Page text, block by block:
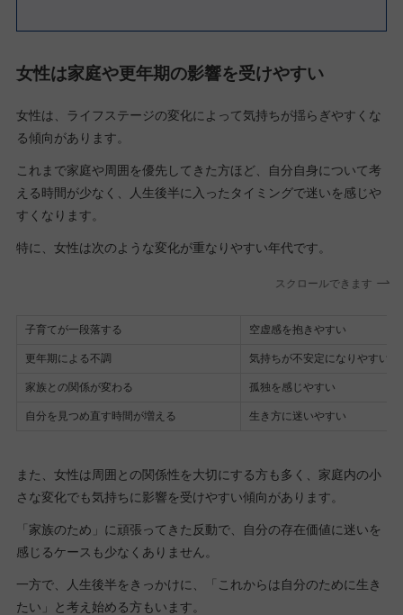
女性は家庭や更年期の影響を受けやすい
女性は、ライフステージの変化によって気持ちが揺らぎやすくな
る傾向があります。
これまで家庭や周囲を優先してきた方ほど、自分自身について考
える時間が少なく、人生後半に入ったタイミングで迷いを感じや
すくなります。
特に、女性は次のような変化が重なりやすい年代です。
スクロールできます
子育てが一段落する 空虚感を抱きやすい
更年期による不調 気持ちが不安定になりやすい
家族との関係が変わる 孤独を感じやすい
自分を見つめ直す時間が増える 生き方に迷いやすい
また、女性は周囲との関係性を大切にする方も多く、家庭内の小
さな変化でも気持ちに影響を受けやすい傾向があります。
「家族のため」に頑張ってきた反動で、自分の存在価値に迷いを
感じるケースも少なくありません。
一方で、人生後半をきっかけに、「これからは自分のために生き
たい」と考え始める方もいます。